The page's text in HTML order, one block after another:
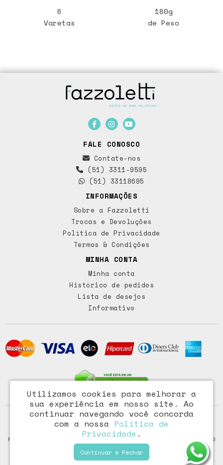
6
Varetas
180g
de Peso
FALE CONOSCO
Contate-nos
(51) 3311-9595
(51) 33118695
INFORMAÇÕES
Sobre a Fazzoletti
Trocas e Devoluções
Política de Privacidade
Termos & Condições
MINHA CONTA
Minha conta
Histórico de pedidos
Lista de desejos
Informativo
Access Comércio Importação e Exportação Ltda - CNPJ:
72.473.291/0001-46
Rua Paraiba, 318 – Floresta - Porto Alegre / RS - CEP: 90220-100
Fazzoletti © 2026
Utilizamos cookies para melhorar a
sua experiência em nosso site. Ao
continuar navegando você concorda
com a nossa Política de
Privacidade .
Continuar e Fechar